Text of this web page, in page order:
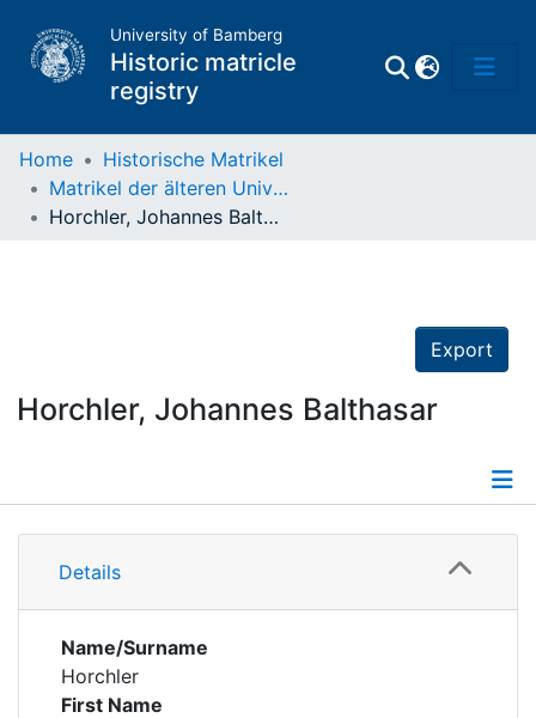
University of Bamberg
Historic matricle
registry
Matrikel
Home
Historische Matrikel
Matrikel der älteren Universität
Horchler, Johannes Balthasar
Export
Horchler, Johannes Balthasar
Details
Details
Name/Surname
Horchler
First Name